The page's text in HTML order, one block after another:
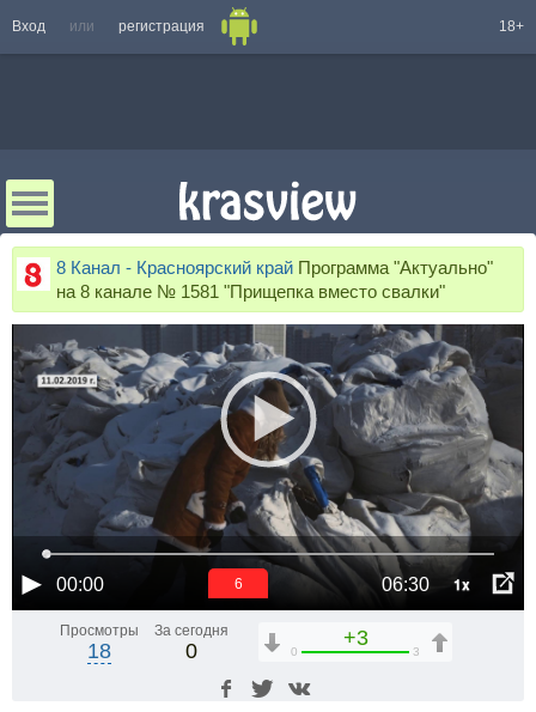
Вход или регистрация 18+
8 Канал - Красноярский край Программа "Актуально"
на 8 канале № 1581 "Прищепка вместо свалки"
00:00 06:30 1x
6
Просмотры
18
За сегодня
0
+3
0 3